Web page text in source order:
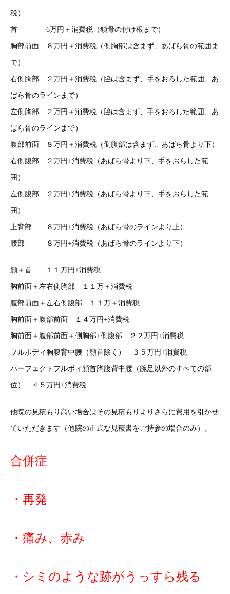
税）
首 6万円＋消費税（鎖骨の付け根まで）
胸部前面 ８万円＋消費税（側胸部は含まず、あばら骨の範囲ま
で）
右側胸部 ２万円＋消費税（脇は含まず、手をおろした範囲、あ
ばら骨のラインまで）
左側胸部 ２万円＋消費税（脇は含まず、手をおろした範囲、あ
ばら骨のラインまで）
腹部前面 ８万円＋消費税（側腹部は含まず、あばら骨より下）
右側腹部 ２万円+消費税（あばら骨より下、手をおらした範
囲）
左側腹部 ２万円+消費税（あばら骨より下、手をおらした範
囲）
上背部 ８万円+消費税（あばら骨のラインより上）
腰部 ８万円+消費税（あばら骨のラインより下）
顔＋首 １１万円+消費税
胸前面＋左右側胸部 １１万＋消費税
腹部前面＋左右側腹部 １１万＋消費税
胸前面＋腹部前面 １４万円+消費税
胸前面＋腹部前面＋側胸部+側腹部 ２２万円+消費税
フルボディ胸腹背中腰（顔首除く） ３５万円+消費税
パーフェクトフルボィ顔首胸腹背中腰（腕足以外のすべての部
位） ４５万円+消費税
他院の見積もり高い場合はその見積もりよりさらに費用を引かせ
ていただきます（他院の正式な見積書をご持参の場合のみ）。
合併症
・再発
・痛み、赤み
・シミのような跡がうっすら残る